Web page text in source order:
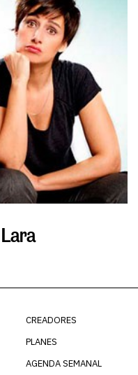
CREADORES
PLANES
AGENDA SEMANAL